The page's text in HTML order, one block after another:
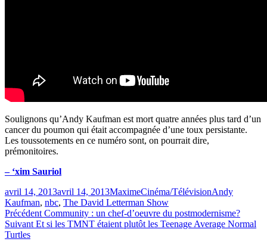
Soulignons qu’Andy Kaufman est mort quatre années plus tard d’un
cancer du poumon qui était accompagnée d’une toux persistante.
Les toussotements en ce numéro sont, on pourrait dire,
prémonitoires.
– ‘xim Sauriol
Publié
le
avril 14, 2013avril 14, 2013MaximeCatégories
Cinéma/TélévisionÉtiquettes
Andy
Kaufman, nbc, The David Letterman Show
Navigation
de
Précédent Article
précédent :
Community : un chef-d’oeuvre du postmodernisme?
Suivant Article
Et si les TMNT étaient plutôt les Teenage Average Normal
Turtles